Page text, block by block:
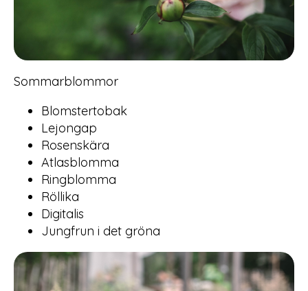
Sommarblommor
Blomstertobak
Lejongap
Rosenskära
Atlasblomma
Ringblomma
Röllika
Digitalis
Jungfrun i det gröna